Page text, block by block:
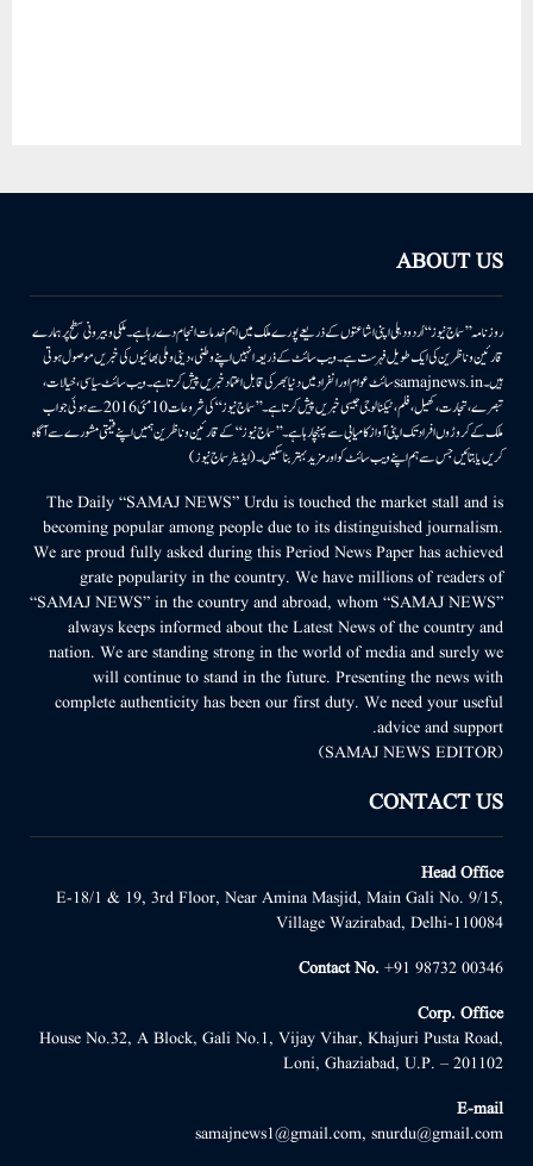
ABOUT US
روزنامہ ’’سماج نیوز‘‘ اُردو دہلی اپنی اشاعتوں کے ذریعے پورے ملک میں اہم خدمات انجام دے رہا ہے۔ ملکی وبیرونی سطح پر ہمارے
قارئین وناظرین کی ایک طویل فہرست ہے۔ ویب سائٹ کے ذریعہ انہیں اپنے وطنی، دینی وملی بھائیوں کی خبریں موصول ہوتی
ہیں۔samajnews.inسائٹ عوام اور انفراد میں دنیا بھر کی قابل اعتماد خبریں پیش کرتا ہے۔ ویب سائٹ سیاسی، خیالات،
تبصرے، تجارت، کھیل، فلم، ٹیکنالوجی جیسی خبریں پیش کرتا ہے۔ ’’سماج نیوز‘‘ کی شروعات 10مئی 2016 سے ہوئی جو اب
ملک کے کروڑوں افراد تک اپنی آواز کامیابی سے پہنچا رہا ہے۔ ’’سماج نیوز‘‘ کے قارئین وناظرین ہمیں اپنے قیمتی مشورے سے آگاہ
کریں یا بتائیں جس سے ہم اپنے ویب سائٹ کو اور مزید بہتر بناسکیں۔ (ایڈیٹر سماج نیوز)
The Daily “SAMAJ NEWS” Urdu is touched the market stall and is
becoming popular among people due to its distinguished journalism.
We are proud fully asked during this Period News Paper has achieved
grate popularity in the country. We have millions of readers of
“SAMAJ NEWS” in the country and abroad, whom “SAMAJ NEWS”
always keeps informed about the Latest News of the country and
nation. We are standing strong in the world of media and surely we
will continue to stand in the future. Presenting the news with
complete authenticity has been our first duty. We need your useful
advice and support.
(SAMAJ NEWS EDITOR)
CONTACT US
Head Office
E-18/1 & 19, 3rd Floor, Near Amina Masjid, Main Gali No. 9/15,
Village Wazirabad, Delhi-110084
Contact No. +91 98732 00346
Corp. Office
House No.32, A Block, Gali No.1, Vijay Vihar, Khajuri Pusta Road,
Loni, Ghaziabad, U.P. – 201102
E-mail
samajnews1@gmail.com, snurdu@gmail.com